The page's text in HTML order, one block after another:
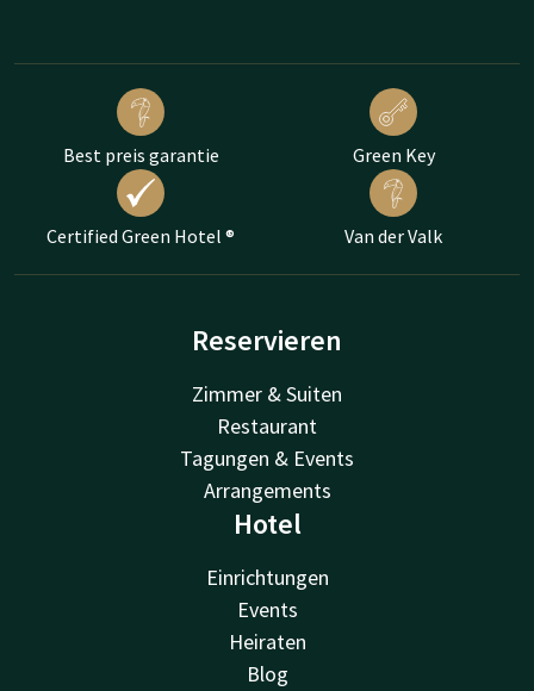
Best preis garantie Green Key
Certified Green Hotel ® Van der Valk
Reservieren
Zimmer & Suiten
Restaurant
Tagungen & Events
Arrangements
Hotel
Einrichtungen
Events
Heiraten
Blog